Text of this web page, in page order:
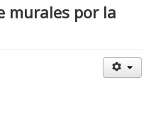
murales por la